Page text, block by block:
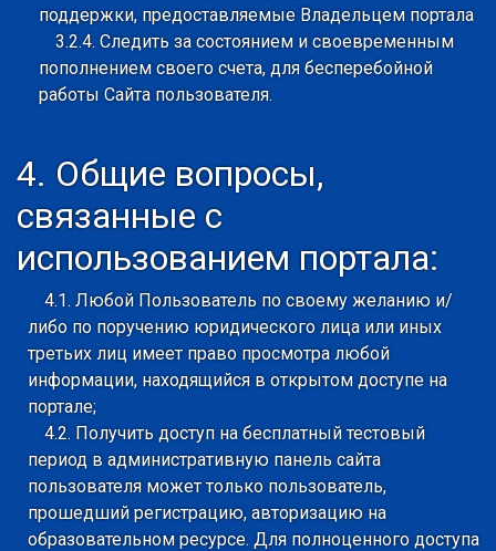
поддержки, предоставляемые Владельцем портала
3.2.4. Следить за состоянием и своевременным
пополнением своего счета, для бесперебойной
работы Сайта пользователя.
4. Общие вопросы,
связанные с
использованием портала:
4.1. Любой Пользователь по своему желанию и/
либо по поручению юридического лица или иных
третьих лиц имеет право просмотра любой
информации, находящийся в открытом доступе на
портале;
4.2. Получить доступ на бесплатный тестовый
период в административную панель сайта
пользователя может только пользователь,
прошедший регистрацию, авторизацию на
образовательном ресурсе. Для полноценного доступа